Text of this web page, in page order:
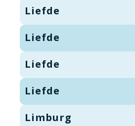
Liefde
Liefde
Liefde
Liefde
Limburg